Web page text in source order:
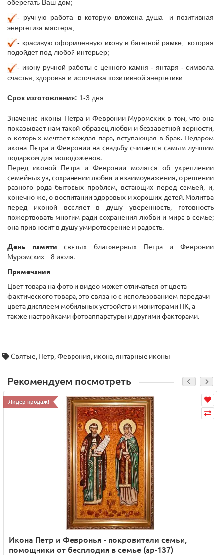
оберегать Ваш дом;
- ручную работа, в которую вложена душа и позитивная
энергетика мастера;
- красивую оформленную икону в багетной рамке, которая
подойдет под любой интерьер;
- икону ручной работы с ценного камня - янтаря - символа
счастья, здоровья и источника позитивной энергетики.
Срок изготовления: 1-3 дня.
Значение иконы Петра и Февронии Муромских в том, что она
показывает нам такой образец любви и беззаветной верности,
о которых мечтает каждая пара, вступающая в брак. Недаром
икона Петра и Февронии на свадьбу считается самым лучшим
подарком для молодоженов.
Перед иконой Петра и Февронии молятся об укреплении
семейных уз, сохранении любви и взаимоуважения, о решении
разного рода бытовых проблем, встающих перед семьей, и,
конечно же, о воспитании здоровых и хороших детей. Молитва
перед иконой вселяет в душу уверенность, готовность
пожертвовать многим ради сохранения любви и мира в семье;
она привносит в душу умиротворение и радость.
День памяти святых благоверных Петра и Февронии
Муромских – 8 июля.
Примечания
Цвет товара на фото и видео может отличаться от цвета
фактического товара, это связано с использованием передачи
цвета дисплеем мобильных устройств и мониторами ПК, а
также настройками фотоаппаратуры и другими факторами.
Святые, Петр,Феврония, икона,янтарные иконы
Рекомендуем посмотреть
Лидер продаж!
Икона Петр и Февронья - покровители семьи,
помощники от бесплодия в семье (ар-137)